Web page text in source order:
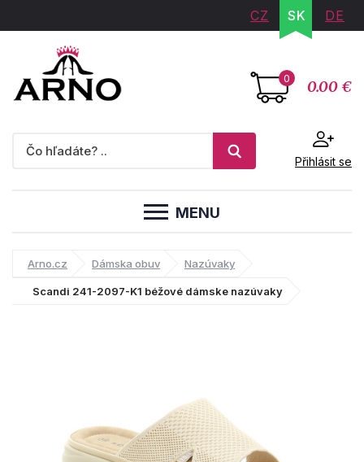
CZ SK DE
0 0.00 €
Přihlásit se
MENU
Arno.cz Dámska obuv Nazúvaky
Scandi 241-2097-K1 béžové dámske nazúvaky